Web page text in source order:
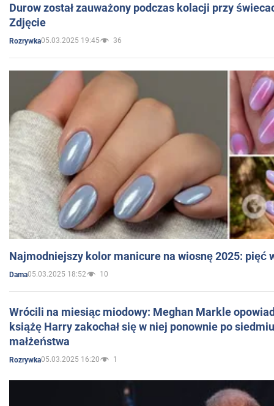
Durow został zauważony podczas kolacji przy
Zdjęcie
Rozrywka05.03.2025 19:45 36
Najmodniejszy kolor manicure na wiosnę 2025: pięć
Dama05.03.2025 18:52 10
Wrócili na miesiąc miodowy: Meghan Markle
książę Harry zakochał się w niej ponownie po
małżeństwa
Rozrywka05.03.2025 16:20 1